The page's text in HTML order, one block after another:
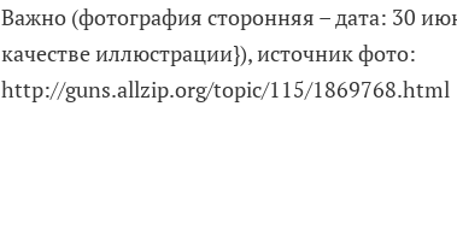
Важно (фотография сторонняя – дата: 30
качестве иллюстрации}), источник фото:
http://guns.allzip.org/topic/115/1869768.html